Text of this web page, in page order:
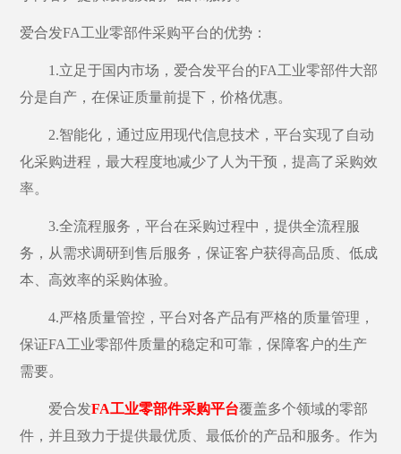
爱合发FA工业零部件采购平台的优势 ：
1.立足于国内市场， 爱合发平台的FA工业零部件大部
分是自产 ，在保证质量前提下，价格优惠。
2.智能化，通过应用现代信息技术，平台实现了自动
化采购进程，最大程度地减少了人为干预，提高了采购效
率。
3.全流程服务，平台在采购过程中，提供全流程服
务，从需求调研到售后服务，保证客户获得高品质、低成
本、高效率的采购体验。
4.严格质量管控，平台对各产品有严格的质量管理，
保证FA工业零部件质量的稳定和可靠，保障客户的生产
需要。
爱合发FA工业零部件采购平台覆盖多个领域的零部
件，并且致力于提供最优质、最低价的产品和服务。作为